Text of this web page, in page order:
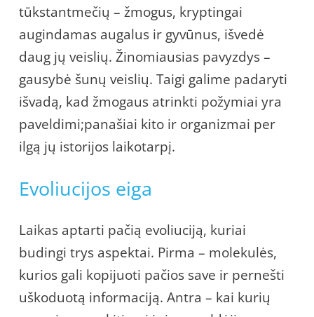
tūkstantmečių – žmogus, kryptingai
augindamas augalus ir gyvūnus, išvedė
daug jų veislių. Žinomiausias pavyzdys –
gausybė šunų veislių. Taigi galime padaryti
išvadą, kad žmogaus atrinkti požymiai yra
paveldimi;panašiai kito ir organizmai per
ilgą jų istorijos laikotarpį.
Evoliucijos eiga
Laikas aptarti pačią evoliuciją, kuriai
budingi trys aspektai. Pirma – molekulės,
kurios gali kopijuoti pačios save ir pernešti
uškoduotą informaciją. Antra – kai kurių